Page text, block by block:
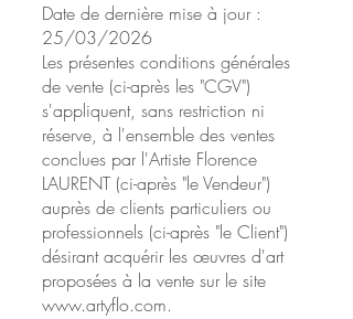
Date de dernière mise à jour :
25/03/2026
Les présentes conditions générales
de vente (ci-après les "CGV")
s'appliquent, sans restriction ni
réserve, à l'ensemble des ventes
conclues par l'Artiste Florence
LAURENT (ci-après "le Vendeur")
auprès de clients particuliers ou
professionnels (ci-après "le Client")
désirant acquérir les œuvres d'art
proposées à la vente sur le site
www.artyflo.com.